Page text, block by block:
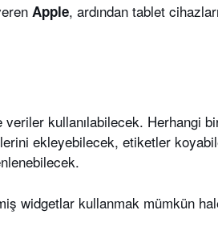
Apple, ardından tablet
kullanılabilecek. Herhangi
ekleyebilecek, etiketler
widgetlar kullanmak mümkün